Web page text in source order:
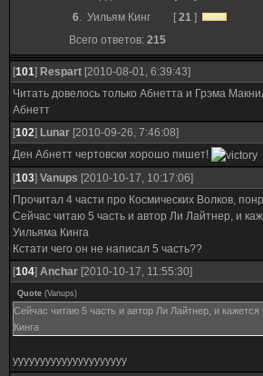
6. Уильям Кинг [ 21 ]
Всего ответов: 215
[101] Respart [2010-08-01, 6:39:43]
Читать довелось только Абнетта и Грэма
Абнетт
[102] Lunar [2010-09-26, 7:46:08]
Ден Абнетт чертовски хорошо пишет!
[103] Vanups [2010-10-17, 10:17:06]
Прочитал 4 части про Космических Волков,
Сейчас читаю 5 часть и автор Ли Лайтнер, и
Уильяма Кинга
Кстати чего он не написал 5 часть??
[104] Anchar [2010-10-17, 11:55:30]
Quote (Vanups)
Сейчас читаю 5 часть и автор Ли Лайтнер, и
Кинга
ууууууууууууууууууууу